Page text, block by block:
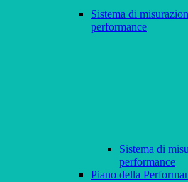
Sistema di
performance
Sistema di
performance
Piano della